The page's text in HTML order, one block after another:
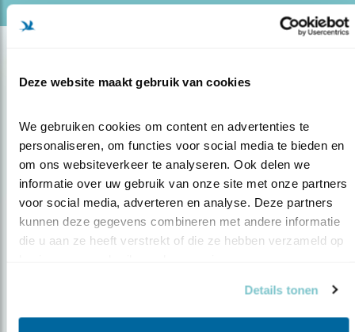
Deze website maakt gebruik van cookies
We gebruiken cookies om content en advertenties te
personaliseren, om functies voor social media te bieden en
om ons websiteverkeer te analyseren. Ook delen we
informatie over uw gebruik van onze site met onze partners
voor social media, adverteren en analyse. Deze partners
kunnen deze gegevens combineren met andere informatie
die u aan ze heeft verstrekt of die ze hebben verzameld op
Details tonen
Op de hoogte blijven?
Meld je aan en ontvang nieuws, inspiratie, acties en tips
over vogels en activiteiten van Vogelbescherming.